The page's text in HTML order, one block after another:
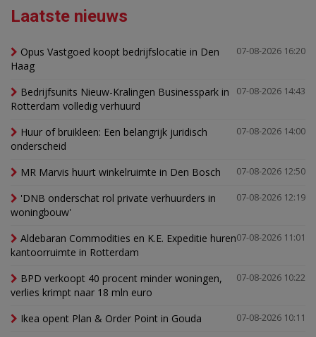
Laatste nieuws
07-08-2026 16:20
Opus Vastgoed koopt bedrijfslocatie in Den
Haag
07-08-2026 14:43
Bedrijfsunits Nieuw-Kralingen Businesspark in
Rotterdam volledig verhuurd
07-08-2026 14:00
Huur of bruikleen: Een belangrijk juridisch
onderscheid
07-08-2026 12:50
MR Marvis huurt winkelruimte in Den Bosch
07-08-2026 12:19
'DNB onderschat rol private verhuurders in
woningbouw'
07-08-2026 11:01
Aldebaran Commodities en K.E. Expeditie huren
kantoorruimte in Rotterdam
07-08-2026 10:22
BPD verkoopt 40 procent minder woningen,
verlies krimpt naar 18 mln euro
07-08-2026 10:11
Ikea opent Plan & Order Point in Gouda